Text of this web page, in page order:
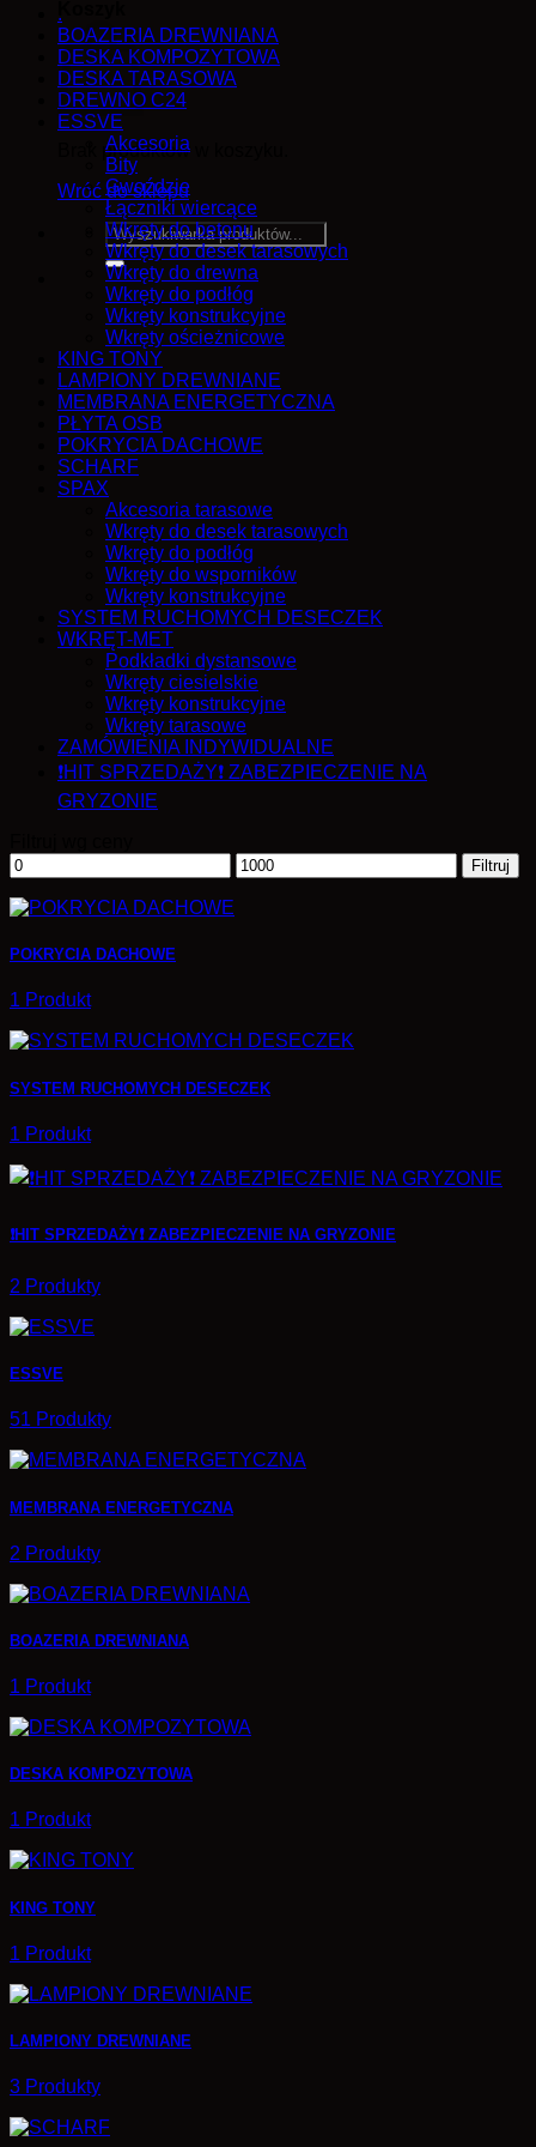
Brak produktów w koszyku.
Wróć do sklepu
Szukaj:
.
BOAZERIA DREWNIANA
DESKA KOMPOZYTOWA
DESKA TARASOWA
DREWNO C24
ESSVE
Akcesoria
Bity
Gwoździe
Łączniki wiercące
Wkręty do betonu
Wkręty do desek tarasowych
Wkręty do drewna
Wkręty do podłóg
Wkręty konstrukcyjne
Wkręty ościeżnicowe
KING TONY
LAMPIONY DREWNIANE
MEMBRANA ENERGETYCZNA
PŁYTA OSB
POKRYCIA DACHOWE
SCHARF
SPAX
Akcesoria tarasowe
Wkręty do desek tarasowych
Wkręty do podłóg
Wkręty do wsporników
Wkręty konstrukcyjne
SYSTEM RUCHOMYCH DESECZEK
WKRĘT-MET
Podkładki dystansowe
Wkręty ciesielskie
Wkręty konstrukcyjne
Wkręty tarasowe
ZAMÓWIENIA INDYWIDUALNE
❗HIT SPRZEDAŻY❗ ZABEZPIECZENIE NA
GRYZONIE
Cena
min.
Cena
maks.
Filtruj
POKRYCIA DACHOWE
1 Produkt
SYSTEM RUCHOMYCH DESECZEK
1 Produkt
❗HIT SPRZEDAŻY❗ ZABEZPIECZENIE NA GRYZONIE
2 Produkty
ESSVE
51 Produkty
MEMBRANA ENERGETYCZNA
2 Produkty
BOAZERIA DREWNIANA
1 Produkt
DESKA KOMPOZYTOWA
1 Produkt
KING TONY
1 Produkt
LAMPIONY DREWNIANE
3 Produkty